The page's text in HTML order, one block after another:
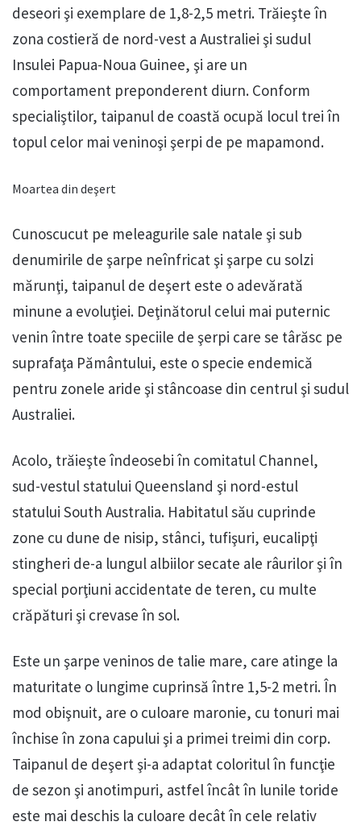
deseori şi exemplare de 1,8-2,5 metri. Trăieşte în
zona costieră de nord-vest a Australiei şi sudul
Insulei Papua-Noua Guinee, şi are un
comportament preponderent diurn. Conform
specialiştilor, taipanul de coastă ocupă locul trei în
topul celor mai veninoşi şerpi de pe mapamond.
Moartea din deşert
Cunoscucut pe meleagurile sale natale şi sub
denumirile de şarpe neînfricat şi şarpe cu solzi
mărunţi, taipanul de deşert este o adevărată
minune a evoluţiei. Deţinătorul celui mai puternic
venin între toate speciile de şerpi care se târăsc pe
suprafaţa Pământului, este o specie endemică
pentru zonele aride şi stâncoase din centrul şi sudul
Australiei.
Acolo, trăieşte îndeosebi în comitatul Channel,
sud-vestul statului Queensland şi nord-estul
statului South Australia. Habitatul său cuprinde
zone cu dune de nisip, stânci, tufişuri, eucalipţi
stingheri de-a lungul albiilor secate ale râurilor şi în
special porţiuni accidentate de teren, cu multe
crăpături şi crevase în sol.
Este un şarpe veninos de talie mare, care atinge la
maturitate o lungime cuprinsă între 1,5-2 metri. În
mod obişnuit, are o culoare maronie, cu tonuri mai
închise în zona capului şi a primei treimi din corp.
Taipanul de deşert şi-a adaptat coloritul în funcţie
de sezon şi anotimpuri, astfel încât în lunile toride
este mai deschis la culoare decât în cele relativ